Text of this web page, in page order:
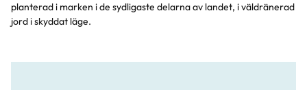
planterad i marken i de sydligaste delarna av landet, i väldränerad
jord i skyddat läge.